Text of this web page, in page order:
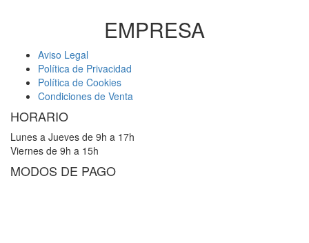
EMPRESA
Aviso Legal
Política de Privacidad
Política de Cookies
Condiciones de Venta
HORARIO
Lunes a Jueves de 9h a 17h
Viernes de 9h a 15h
MODOS DE PAGO